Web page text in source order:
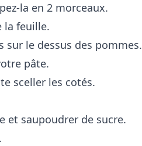
la en 2 morceaux.
la feuille.
sur le dessus des pommes.
pâte.
sceller les cotés.
et saupoudrer de sucre.